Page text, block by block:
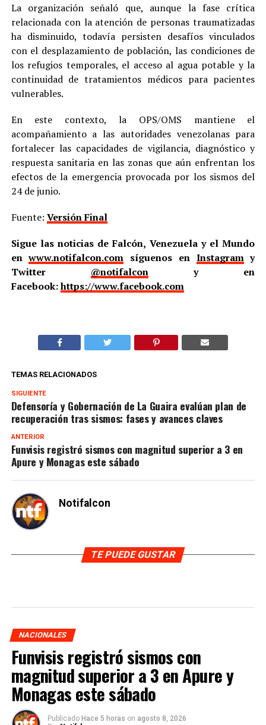
La organización señaló que, aunque la fase crítica
relacionada con la atención de personas traumatizadas
ha disminuido, todavía persisten desafíos vinculados
con el desplazamiento de población, las condiciones de
los refugios temporales, el acceso al agua potable y la
continuidad de tratamientos médicos para pacientes
vulnerables.
En este contexto, la OPS/OMS mantiene el
acompañamiento a las autoridades venezolanas para
fortalecer las capacidades de vigilancia, diagnóstico y
respuesta sanitaria en las zonas que aún enfrentan los
efectos de la emergencia provocada por los sismos del
24 de junio.
Fuente: Versión Final
Sigue las noticias de Falcón, Venezuela y el Mundo
enwww.notifalcon.com síguenos en Instagramy
Twitter @notifalcony en
Facebook:https://www.facebook.com
TEMAS RELACIONADOS
SIGUIENTE
Defensoría y Gobernación de La Guaira evalúan plan de
recuperación tras sismos: fases y avances claves
ANTERIOR
Funvisis registró sismos con magnitud superior a 3 en
Apure y Monagas este sábado
Notifalcon
TE PUEDE GUSTAR
NACIONALES
Funvisis registró sismos con
magnitud superior a 3 en Apure y
Monagas este sábado
Publicado Hace 5 horas on agosto 8, 2026